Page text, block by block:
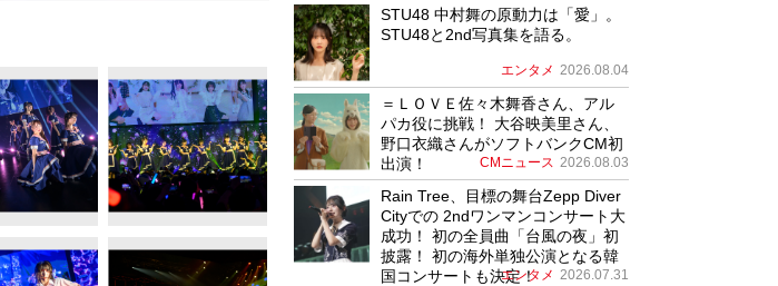
STU48 中村舞の原動力は「愛」。
STU48と2nd写真集を語る。
エンタメ 2026.08.04
＝ＬＯＶＥ佐々木舞香さん、アル
パカ役に挑戦！ 大谷映美里さん、
野口衣織さんがソフトバンクCM初
出演！
CMニュース 2026.08.03
Rain Tree、目標の舞台Zepp Diver
Cityでの 2ndワンマンコンサート大
成功！ 初の全員曲「台風の夜」初
披露！ 初の海外単独公演となる韓
国コンサートも決定！
エンタメ 2026.07.31